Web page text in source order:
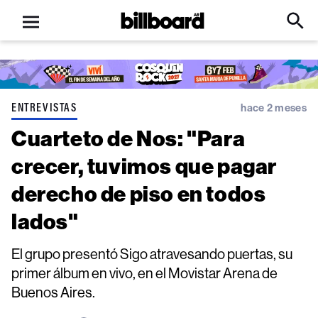
Open
menu
Billboard
Click
Input
ENTREVISTAS hace 2 meses
Cuarteto de Nos: "Para
crecer, tuvimos que pagar
derecho de piso en todos
lados"
El grupo presentó Sigo atravesando puertas, su
primer álbum en vivo, en el Movistar Arena de
Buenos Aires.